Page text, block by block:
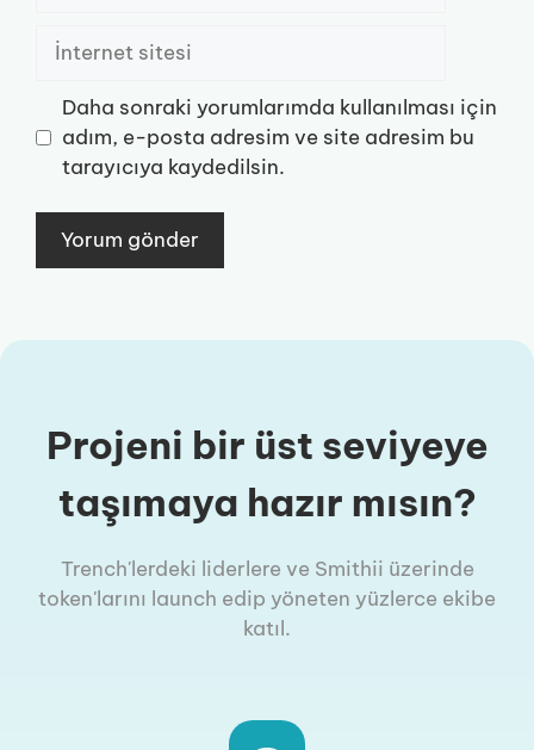
İnternet
sitesi
Daha sonraki yorumlarımda kullanılması için
adım, e-posta adresim ve site adresim bu
tarayıcıya kaydedilsin.
Projeni bir üst seviyeye
taşımaya hazır mısın?
Trench'lerdeki liderlere ve Smithii üzerinde
token'larını launch edip yöneten yüzlerce ekibe
katıl.